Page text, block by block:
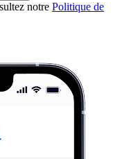
notre Politique de